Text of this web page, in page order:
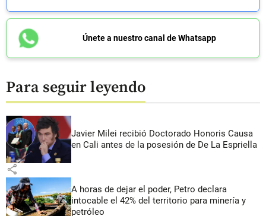
Únete a nuestro canal de Whatsapp
Para seguir leyendo
Javier Milei recibió Doctorado Honoris Causa
en Cali antes de la posesión de De La Espriella
share
A horas de dejar el poder, Petro declara
intocable el 42% del territorio para minería y
petróleo